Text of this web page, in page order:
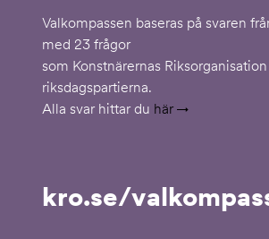
Valkompassen baseras på svaren
med 23 frågor
som Konstnärernas
riksdagspartierna.
Alla svar hittar du här
kro.se/